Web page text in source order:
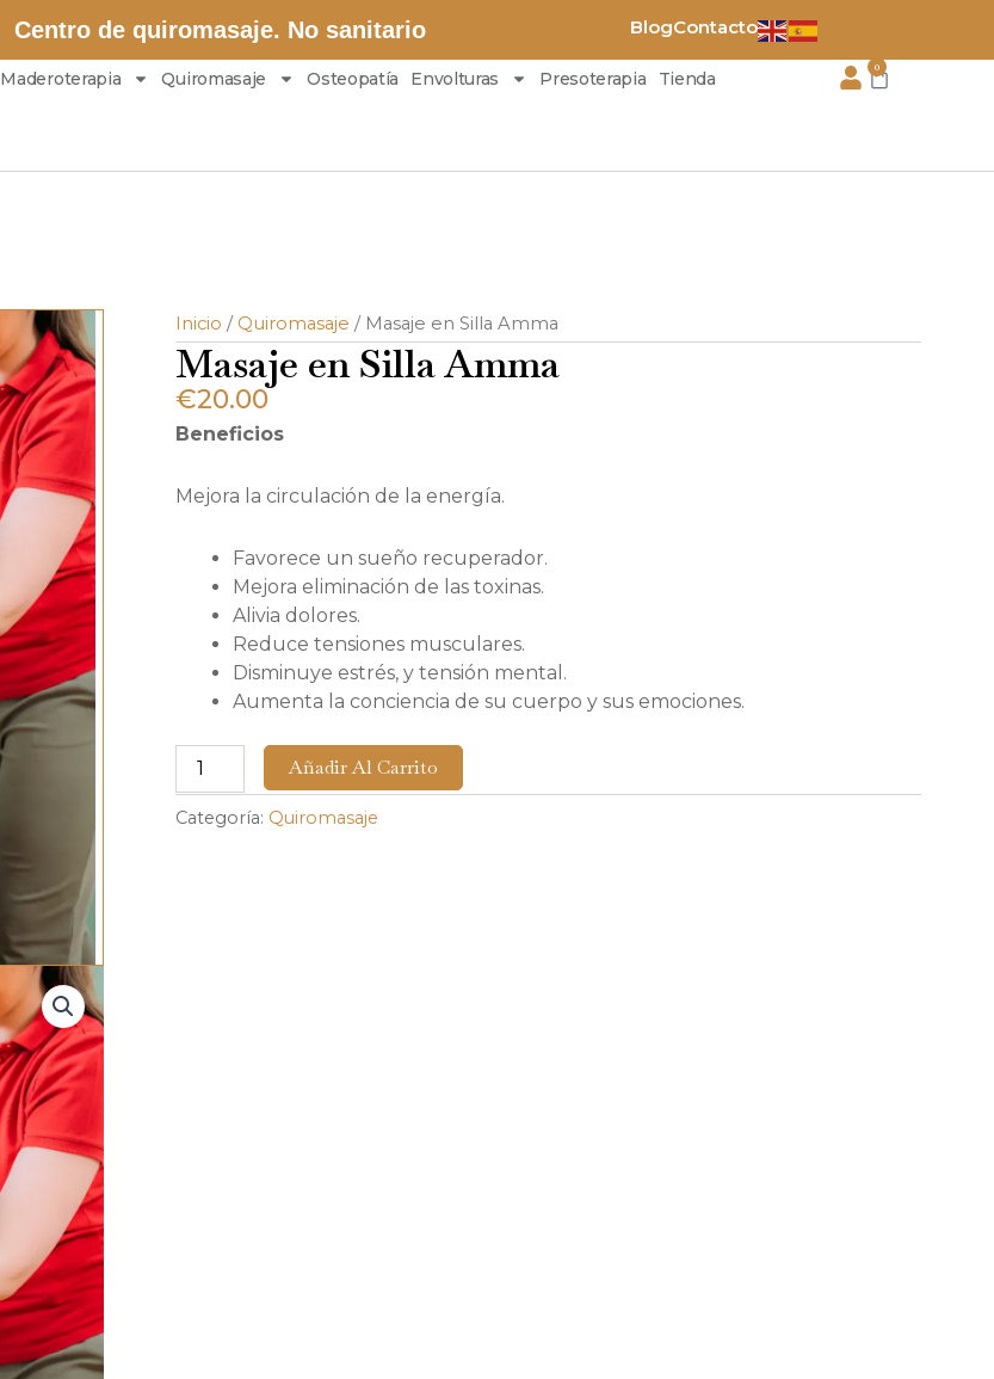
Centro de quiromasaje. No sanitario BlogContacto
Maderoterapia Quiromasaje Osteopatía Envolturas Presoterapia Tienda
0
Carrito
Inicio / Quiromasaje / Masaje en Silla Amma
Masaje en Silla Amma
€20.00
Beneficios
Mejora la circulación de la energía.
Favorece un sueño recuperador.
Mejora eliminación de las toxinas.
Alivia dolores.
Reduce tensiones musculares.
Disminuye estrés, y tensión mental.
Aumenta la conciencia de su cuerpo y sus emociones.
Masaje
Silla
Añadir Al Carrito
Categoría: Quiromasaje